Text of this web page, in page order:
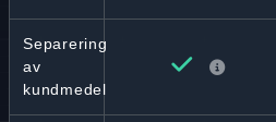
Separering
av
kundmedel